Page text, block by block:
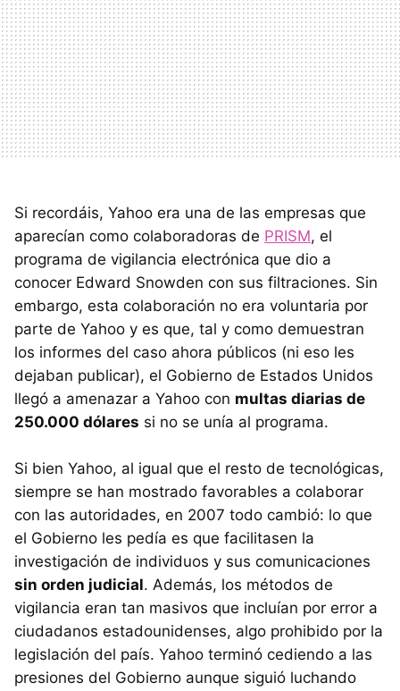
Si recordáis, Yahoo era una de las empresas que
aparecían como colaboradoras de PRISM, el
programa de vigilancia electrónica que dio a
conocer Edward Snowden con sus filtraciones. Sin
embargo, esta colaboración no era voluntaria por
parte de Yahoo y es que, tal y como demuestran
los informes del caso ahora públicos (ni eso les
dejaban publicar), el Gobierno de Estados Unidos
llegó a amenazar a Yahoo con multas diarias de
250.000 dólares si no se unía al programa.
Si bien Yahoo, al igual que el resto de tecnológicas,
siempre se han mostrado favorables a colaborar
con las autoridades, en 2007 todo cambió: lo que
el Gobierno les pedía es que facilitasen la
investigación de individuos y sus comunicaciones
sin orden judicial. Además, los métodos de
vigilancia eran tan masivos que incluían por error a
ciudadanos estadounidenses, algo prohibido por la
legislación del país. Yahoo terminó cediendo a las
presiones del Gobierno aunque siguió luchando